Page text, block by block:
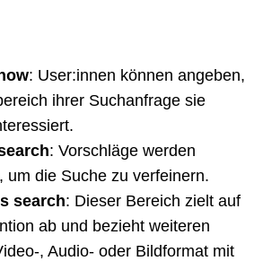
: User:innen können angeben,
ihrer Suchanfrage sie
: Vorschläge werden
um die Suche zu verfeinern.
search: Dieser Bereich zielt auf
ab und bezieht weiteren
, Audio- oder Bildformat mit